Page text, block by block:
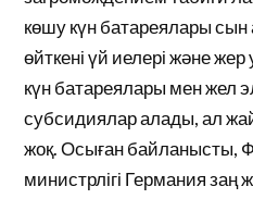
көшу күн батареялары
өйткені үй иелері және
күн батареялары мен жел
субсидиялар алады, ал
жоқ. Осыған байланысты,
министрлігі Германия заң